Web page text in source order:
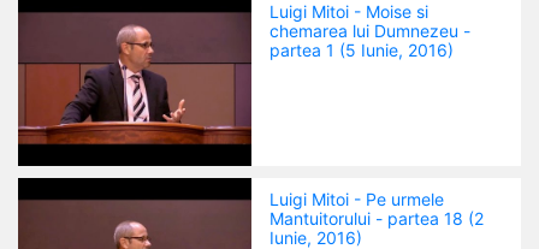
Luigi Mitoi - Moise si
chemarea lui Dumnezeu -
partea 1 (5 Iunie, 2016)
Luigi Mitoi - Pe urmele
Mantuitorului - partea 18 (2
Iunie, 2016)